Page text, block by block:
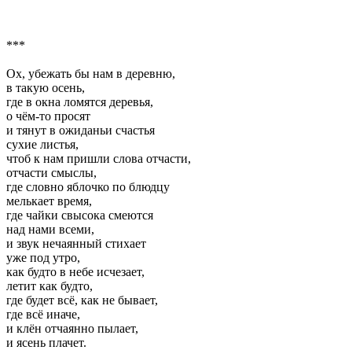
***
Ох, убежать бы нам в деревню,
в такую осень,
где в окна ломятся деревья,
о чём-то просят
и тянут в ожиданьи счастья
сухие листья,
чтоб к нам пришли слова отчасти,
отчасти смыслы,
где словно яблочко по блюдцу
мелькает время,
где чайки свысока смеются
над нами всеми,
и звук нечаянный стихает
уже под утро,
как будто в небе исчезает,
летит как будто,
где будет всё, как не бывает,
где всё иначе,
и клён отчаянно пылает,
и ясень плачет.